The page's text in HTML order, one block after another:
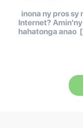
inona ny pros sy
Internet?
hahatonga anao